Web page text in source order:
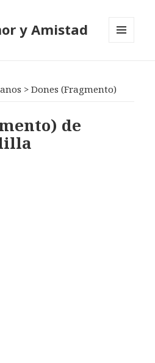
y Amistad
>Dones (Fragmento)
de